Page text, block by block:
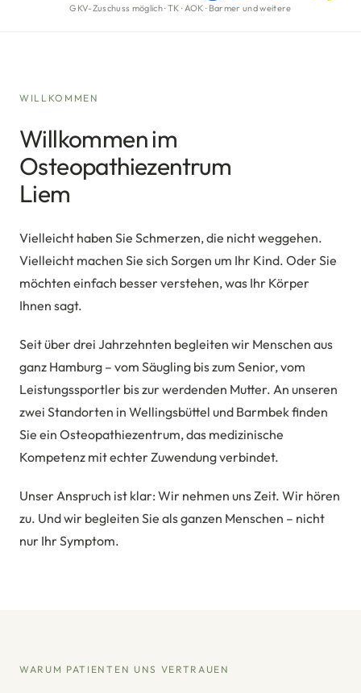
GKV-Zuschuss möglich · TK · AOK · Barmer und weitere
WILLKOMMEN
Willkommen im
Osteopathiezentrum
Liem
Vielleicht haben Sie Schmerzen, die nicht weggehen.
Vielleicht machen Sie sich Sorgen um Ihr Kind. Oder Sie
möchten einfach besser verstehen, was Ihr Körper
Ihnen sagt.
Seit über drei Jahrzehnten begleiten wir Menschen aus
ganz Hamburg – vom Säugling bis zum Senior, vom
Leistungssportler bis zur werdenden Mutter. An unseren
zwei Standorten in Wellingsbüttel und Barmbek finden
Sie ein Osteopathiezentrum, das medizinische
Kompetenz mit echter Zuwendung verbindet.
Unser Anspruch ist klar: Wir nehmen uns Zeit. Wir hören
zu. Und wir begleiten Sie als ganzen Menschen – nicht
nur Ihr Symptom.
WARUM PATIENTEN UNS VERTRAUEN